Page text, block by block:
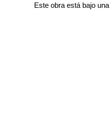
Este obra está bajo una